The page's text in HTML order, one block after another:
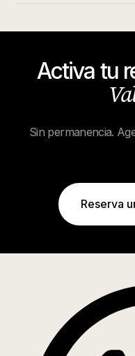
Activa tu
Sin permanencia.
Reserva